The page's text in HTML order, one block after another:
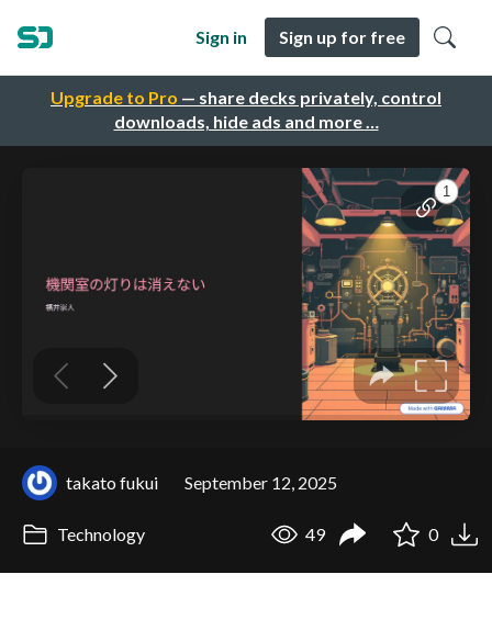
Upgrade to Pro — share decks privately, control
downloads, hide ads and more …
Sign in Sign up for free
takato fukui September 12, 2025
Technology 49 0